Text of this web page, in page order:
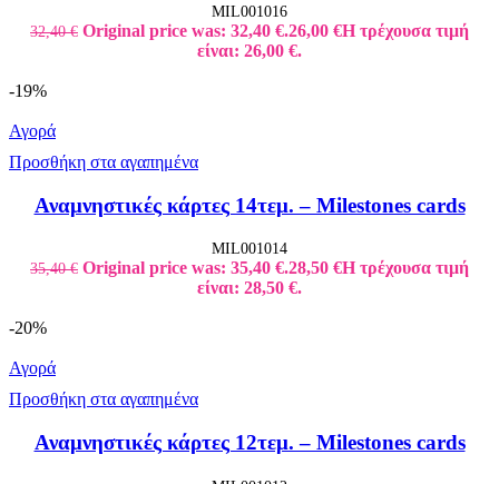
MIL001016
32,40€ Original price was: 32,40 €.26,00 €Η τρέχουσα τιμή
είναι: 26,00 €.
-19%
Αγορά
Προσθήκη στα αγαπημένα
Αναμνηστικές κάρτες 14τεμ. – Milestones cards
MIL001014
35,40€ Original price was: 35,40 €.28,50 €Η τρέχουσα τιμή
είναι: 28,50 €.
-20%
Αγορά
Προσθήκη στα αγαπημένα
Αναμνηστικές κάρτες 12τεμ. – Milestones cards